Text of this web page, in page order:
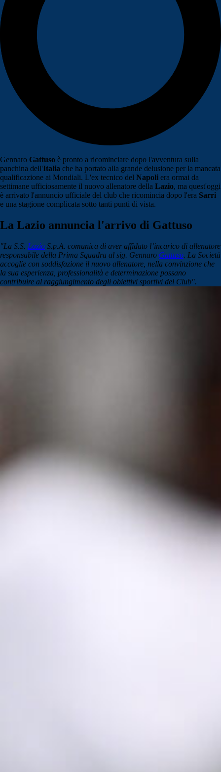
Gennaro Gattuso è pronto a ricominciare dopo l'avventura sulla
panchina dell'Italia che ha portato alla grande delusione per la mancata
qualificazione ai Mondiali. L'ex tecnico del Napoli era ormai da
settimane ufficiosamente il nuovo allenatore della Lazio, ma quest'oggi
è arrivato l'annuncio ufficiale del club che ricomincia dopo l'era Sarri
e una stagione complicata sotto tanti punti di vista.
La Lazio annuncia l'arrivo di Gattuso
"La S.S. Lazio S.p.A. comunica di aver affidato l’incarico di allenatore
responsabile della Prima Squadra al sig. Gennaro Gattuso. La Società
accoglie con soddisfazione il nuovo allenatore, nella convinzione che
la sua esperienza, professionalità e determinazione possano
contribuire al raggiungimento degli obiettivi sportivi del Club".